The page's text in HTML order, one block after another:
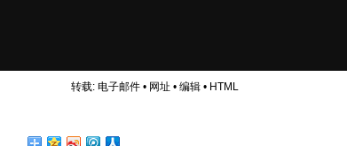
转载: 电子邮件• 网址 • 编辑• HTML